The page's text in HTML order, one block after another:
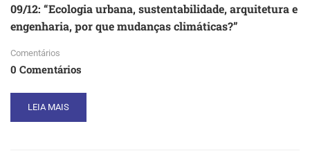
09/12: “Ecologia urbana, sustentabilidade, arquitetura e
engenharia, por que mudanças climáticas?”
Comentários
0 Comentários
READ
MORE
LEIA MAIS